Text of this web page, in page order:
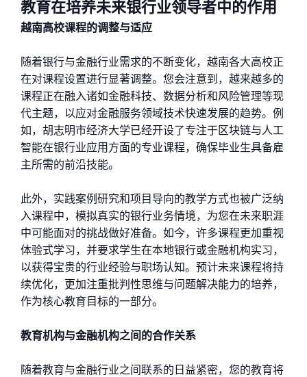
教育在培养未来银行业领导者中的作用
越南高校课程的调整与适应
随着银行与金融行业需求的不断变化，越南各大高校正
在对课程设置进行显著调整。您会注意到，越来越多的
课程正在融入诸如金融科技、数据分析和风险管理等现
代主题，以应对金融服务领域技术快速发展的趋势。例
如，胡志明市经济大学已经开设了专注于区块链与人工
智能在银行业应用方面的专业课程，确保毕业生具备雇
主所需的前沿技能。
此外，实践案例研究和项目导向的教学方式也被广泛纳
入课程中，模拟真实的银行业务情境，为您在未来职涯
中可能面对的挑战做好准备。如今，许多课程更加重视
体验式学习，并要求学生在本地银行或金融机构实习，
以获得宝贵的行业经验与职场认知。预计未来课程将持
续优化，更加注重批判性思维与问题解决能力的培养，
作为核心教育目标的一部分。
教育机构与金融机构之间的合作关系
随着教育与金融行业之间联系的日益紧密，您的教育将